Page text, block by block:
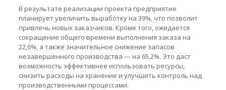
В результате реализации проекта предприятие
планирует увеличить выработку на 39%, что позволит
привлечь новых заказчиков. Кроме того, ожидается
сокращение общего времени выполнения заказа на
22,6%, а также значительное снижение запасов
незавершенного производства — на 65,2%. Это даст
возможность эффективнее использовать ресурсы,
снизить расходы на хранение и улучшить контроль над
производственными процессами.